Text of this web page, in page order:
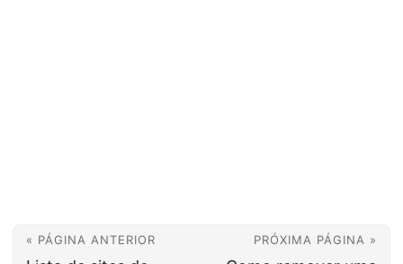
« PÁGINA ANTERIOR PRÓXIMA PÁGINA »